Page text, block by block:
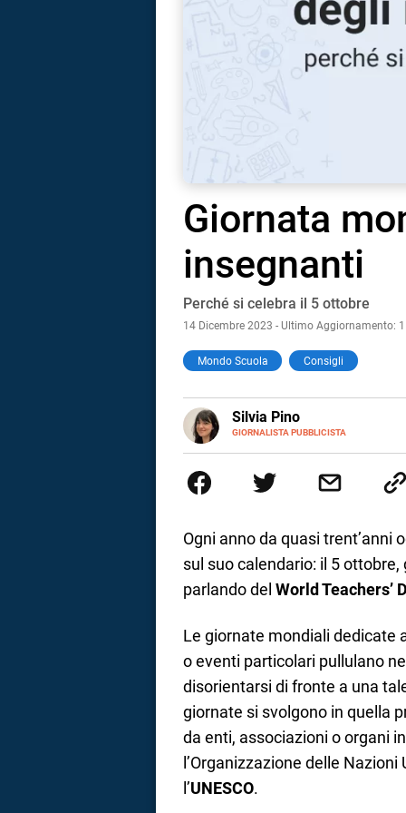
Giornata
insegnanti
Perché si celebra il 5 ottobre
14 Dicembre 2023 - Ultimo Aggiornamento:
Mondo Scuola Consigli
Silvia Pino
GIORNALISTA PUBBLICISTA
E-
MAIL
comunicazione per pura
abbastanza ho iniziato a
Ogni anno da quasi trent’anni
sul suo calendario: il 5
parlando del World Teachers’
Le giornate mondiali dedicate
o eventi particolari pullulano
disorientarsi di fronte a una
giornate si svolgono in quella
da enti, associazioni o organi
l’Organizzazione delle
l’UNESCO.